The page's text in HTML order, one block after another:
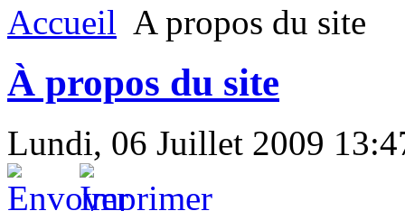
Accueil A propos du site
À propos du site
Lundi, 06 Juillet 2009